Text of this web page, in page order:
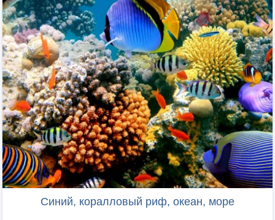
Синий, коралловый риф, океан, море